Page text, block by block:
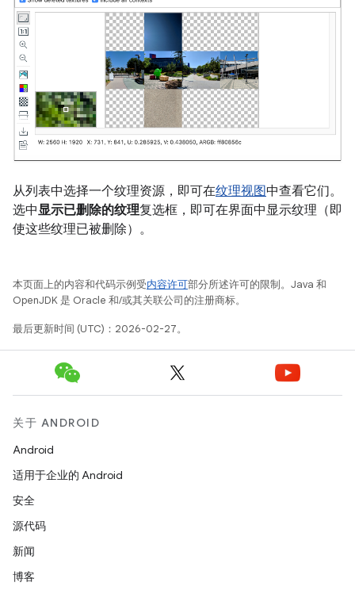
从列表中选择一个纹理资源，即可在纹理视图中查看它们。
选中显示已删除的纹理复选框，即可在界面中显示纹理（即
使这些纹理已被删除）。
本页面上的内容和代码示例受内容许可部分所述许可的限制。Java 和
OpenJDK 是 Oracle 和/或其关联公司的注册商标。
最后更新时间 (UTC)：2026-02-27。
关于 ANDROID
Android
适用于企业的 Android
安全
源代码
新闻
博客